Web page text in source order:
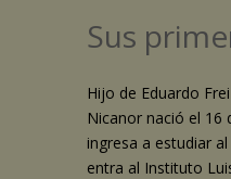
Sus
Hijo de Eduardo
Nicanor nació el 16
ingresa a estudiar
entra al Instituto